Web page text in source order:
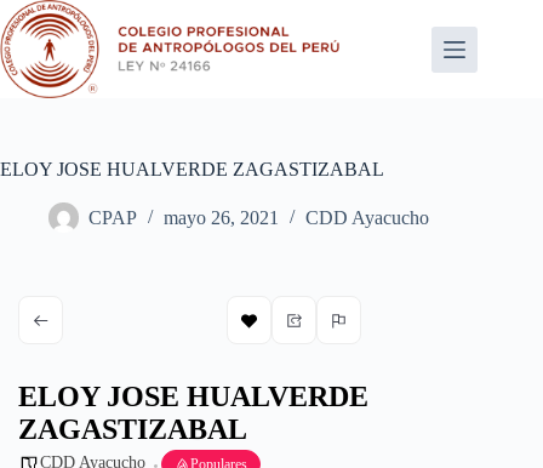
Saltar
al
contenido
ELOY JOSE HUALVERDE ZAGASTIZABAL
CPAP mayo 26, 2021 CDD Ayacucho
ELOY JOSE HUALVERDE
ZAGASTIZABAL
CDD Ayacucho Populares